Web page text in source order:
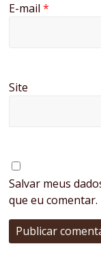
E-mail*
Site
Salvar meus
que eu comentar.